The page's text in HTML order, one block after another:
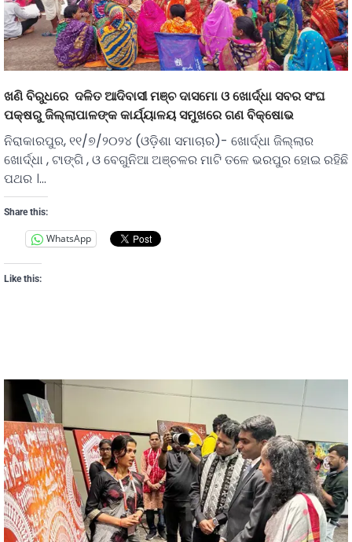
ଖଣି ବିରୁଧରେ ଦଳିତ ଆଦିବାସୀ ମଞ୍ଚ ଦାସମୋ ଓ ଖୋର୍ଦ୍ଧା ସବର ସଂଘ
ପକ୍ଷରୁ ଜିଲ୍ଲାପାଳଙ୍କ କାର୍ଯ୍ୟାଳୟ ସମୁଖରେ ଗଣ ବିକ୍ଷୋଭ
ନିରାକାରପୁର, ୧୧/୭/୨୦୨୪ (ଓଡ଼ିଶା ସମାଚାର)- ଖୋର୍ଦ୍ଧା ଜିଲ୍ଲାର
ଖୋର୍ଦ୍ଧା , ଟାଙ୍ଗି , ଓ ବେଗୁନିଆ ଅଞ୍ଚଳର ମାଟି ତଳେ ଭରପୁର ହୋଇ ରହିଛି
ପଥର ।…
Share this:
WhatsApp
Like this: